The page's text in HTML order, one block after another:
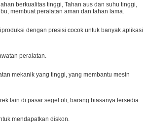
berkualitas tinggi, Tahan aus dan suhu tinggi,
membuat peralatan aman dan tahan lama.
dengan presisi cocok untuk banyak aplikasi
peralatan.
mekanik yang tinggi, yang membantu mesin
lain di pasar segel oli, barang biasanya tersedia
mendapatkan diskon.